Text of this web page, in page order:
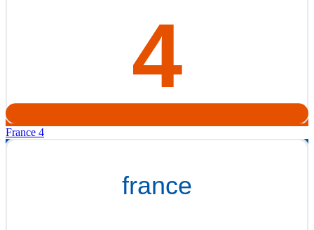
France 4